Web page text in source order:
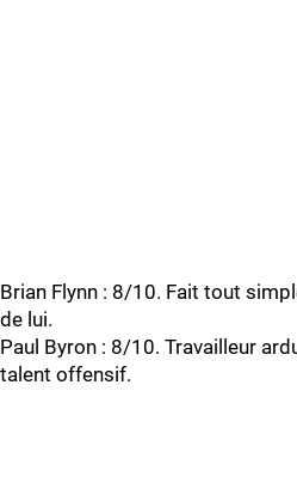
Brian Flynn : 8/10. Fait tout
de lui.
Paul Byron : 8/10. Travailleur
talent offensif.